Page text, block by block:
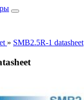
» SMB2.5R-1 datasheet